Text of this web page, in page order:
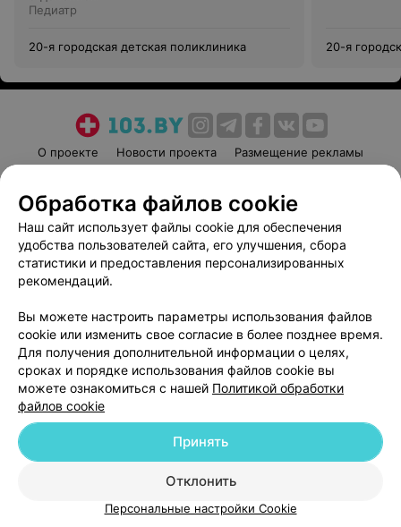
Педиатр
20-я городская детская поликлиника 20-я
О проекте Новости проекта
Размещение рекламы
Пользовательское соглашение
Способы оплаты
Вакансии
Партнеры
Написать руководителю 103.by
Обработка персональных данных
© 2026 ООО «Артокс Лаб», УНП 191700409
| 220012, Республика Беларусь,
Служба поддержки +375 291212755
Обработка файлов cookie
Наш сайт использует файлы cookie для обеспечения
удобства пользователей сайта, его улучшения, сбора
статистики и предоставления персонализированных
рекомендаций.
Вы можете настроить параметры использования файлов
cookie или изменить свое согласие в более позднее время.
Для получения дополнительной информации о целях,
сроках и порядке использования файлов cookie вы
можете ознакомиться с нашей Политикой обработки
файлов cookie
Отклонить
Принять
Персональные настройки Cookie